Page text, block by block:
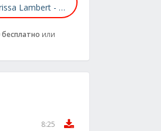
Зулайхо Махмадшоева, Larissa Lambert - FanaaTV Remix
бесплатно или
8:25